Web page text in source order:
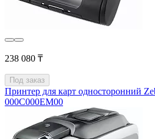
238 080 ₸
Под заказ
Принтер для карт односторонний
000C000EM00